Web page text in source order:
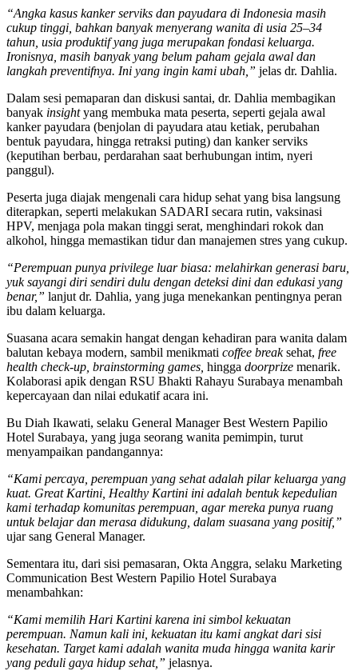
“Angka kasus kanker serviks dan payudara di Indonesia masih
cukup tinggi, bahkan banyak menyerang wanita di usia 25–34
tahun, usia produktif yang juga merupakan fondasi keluarga.
Ironisnya, masih banyak yang belum paham gejala awal dan
langkah preventifnya. Ini yang ingin kami ubah,” jelas dr. Dahlia.
Dalam sesi pemaparan dan diskusi santai, dr. Dahlia membagikan
banyak insightyang membuka mata peserta, seperti gejala awal
kanker payudara (benjolan di payudara atau ketiak, perubahan
bentuk payudara, hingga retraksi puting) dan kanker serviks
(keputihan berbau, perdarahan saat berhubungan intim, nyeri
panggul).
Peserta juga diajak mengenali cara hidup sehat yang bisa langsung
diterapkan, seperti melakukan SADARI secara rutin, vaksinasi
HPV, menjaga pola makan tinggi serat, menghindari rokok dan
alkohol, hingga memastikan tidur dan manajemen stres yang cukup.
“Perempuan punya privilege luar biasa: melahirkan generasi baru,
yuk sayangi diri sendiri dulu dengan deteksi dini dan edukasi yang
benar,” lanjut dr. Dahlia, yang juga menekankan pentingnya peran
ibu dalam keluarga.
Suasana acara semakin hangat dengan kehadiran para wanita dalam
balutan kebaya modern, sambil menikmati coffee breaksehat, free
health check-up, brainstorming games, hingga doorprize menarik.
Kolaborasi apik dengan RSU Bhakti Rahayu Surabaya menambah
kepercayaan dan nilai edukatif acara ini.
Bu Diah Ikawati, selaku General Manager Best Western Papilio
Hotel Surabaya, yang juga seorang wanita pemimpin, turut
menyampaikan pandangannya:
“Kami percaya, perempuan yang sehat adalah pilar keluarga yang
kuat. Great Kartini, Healthy Kartini ini adalah bentuk kepedulian
kami terhadap komunitas perempuan, agar mereka punya ruang
untuk belajar dan merasa didukung, dalam suasana yang positif,”
ujar sang General Manager.
Sementara itu, dari sisi pemasaran, Okta Anggra, selaku Marketing
Communication Best Western Papilio Hotel Surabaya
menambahkan:
“Kami memilih Hari Kartini karena ini simbol kekuatan
perempuan. Namun kali ini, kekuatan itu kami angkat dari sisi
kesehatan. Target kami adalah wanita muda hingga wanita karir
yang peduli gaya hidup sehat,” jelasnya.